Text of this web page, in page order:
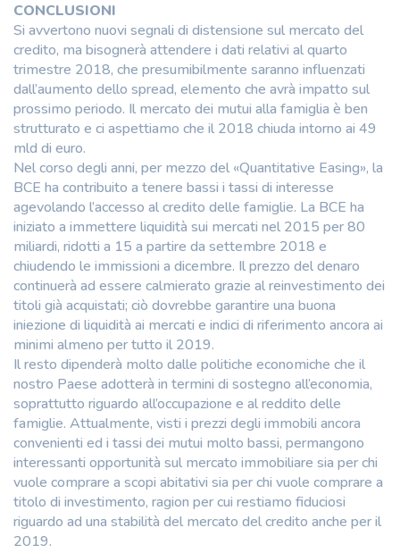
CONCLUSIONI
Si avvertono nuovi segnali di distensione sul mercato del
credito, ma bisognerà attendere i dati relativi al quarto
trimestre 2018, che presumibilmente saranno influenzati
dall’aumento dello spread, elemento che avrà impatto sul
prossimo periodo. Il mercato dei mutui alla famiglia è ben
strutturato e ci aspettiamo che il 2018 chiuda intorno ai 49
mld di euro.
Nel corso degli anni, per mezzo del «Quantitative Easing», la
BCE ha contribuito a tenere bassi i tassi di interesse
agevolando l’accesso al credito delle famiglie. La BCE ha
iniziato a immettere liquidità sui mercati nel 2015 per 80
miliardi, ridotti a 15 a partire da settembre 2018 e
chiudendo le immissioni a dicembre. Il prezzo del denaro
continuerà ad essere calmierato grazie al reinvestimento dei
titoli già acquistati; ciò dovrebbe garantire una buona
iniezione di liquidità ai mercati e indici di riferimento ancora ai
minimi almeno per tutto il 2019.
Il resto dipenderà molto dalle politiche economiche che il
nostro Paese adotterà in termini di sostegno all’economia,
soprattutto riguardo all’occupazione e al reddito delle
famiglie. Attualmente, visti i prezzi degli immobili ancora
convenienti ed i tassi dei mutui molto bassi, permangono
interessanti opportunità sul mercato immobiliare sia per chi
vuole comprare a scopi abitativi sia per chi vuole comprare a
titolo di investimento, ragion per cui restiamo fiduciosi
riguardo ad una stabilità del mercato del credito anche per il
2019.